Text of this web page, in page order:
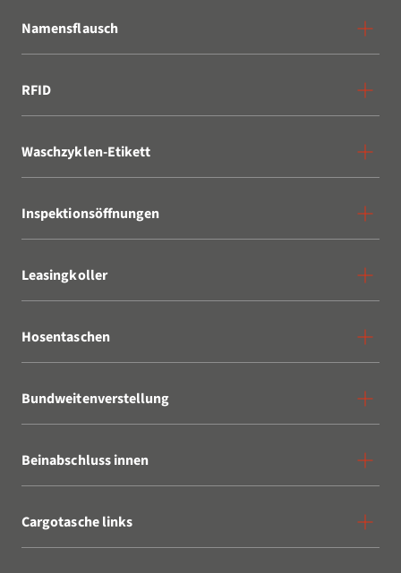
Namensflausch
RFID
Waschzyklen-Etikett
Inspektionsöffnungen
Leasingkoller
Hosentaschen
Bundweitenverstellung
Beinabschluss innen
Cargotasche links